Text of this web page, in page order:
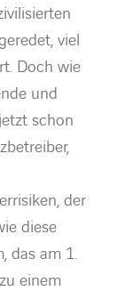
viel
Doch wie
und
schon
der
diese
das am 1.
einem